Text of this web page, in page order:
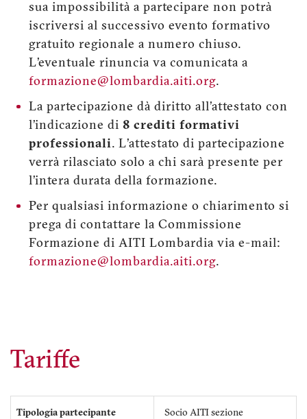
sua impossibilità a partecipare non potrà
iscriversi al successivo evento formativo
gratuito regionale a numero chiuso.
L’eventuale rinuncia va comunicata a
formazione@lombardia.aiti.org.
La partecipazione dà diritto all’attestato con
l’indicazione di 8 crediti formativi
professionali. L’attestato di partecipazione
verrà rilasciato solo a chi sarà presente per
l’intera durata della formazione.
Per qualsiasi informazione o chiarimento si
prega di contattare la Commissione
Formazione di AITI Lombardia via e-mail:
formazione@lombardia.aiti.org.
Tariffe
Tipologia partecipante
Socio AITI sezione